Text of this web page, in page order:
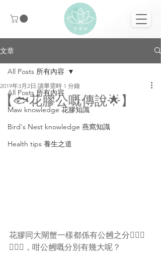
文章
All Posts 所有內容
Maw knowledge 花膠知識
Bird's Nest knowledge 燕窩知識
Health tips 養生之道
All Posts 所有內容
【🐟花膠公嘅傳說🌟】
2019年3月2日 讀畢需時 1 分鐘
花膠同大閘蟹一樣都係有公乸之分🕵🏻‍♀️
🕵🏻‍♂️，咁公乸嘅分別有幾大呢？